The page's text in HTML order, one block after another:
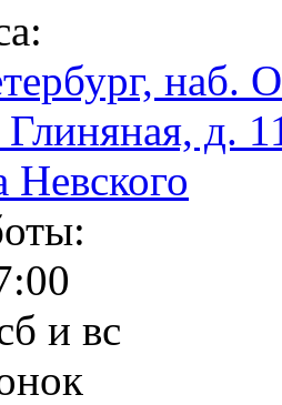
наб.
Глиняная, д.
Невского
и вс